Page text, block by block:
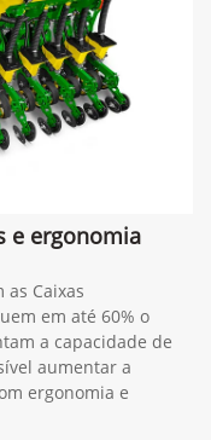
e ergonomia
as Caixas
em até 60% o
a capacidade de
aumentar a
ergonomia e